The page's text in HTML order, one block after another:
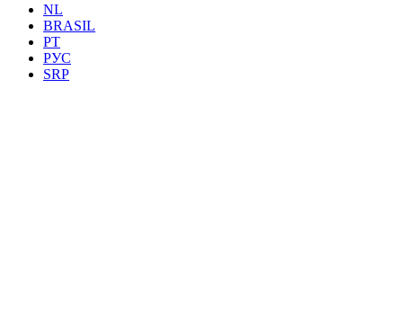
NL
BRASIL
PT
РУС
SRP